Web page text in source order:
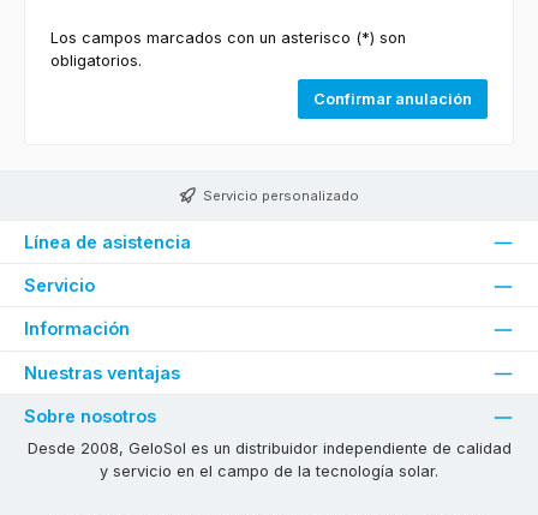
Los campos marcados con un asterisco (*) son
obligatorios.
Confirmar anulación
Servicio personalizado
Línea de asistencia
Servicio
Información
Nuestras ventajas
Sobre nosotros
Desde 2008, GeloSol es un distribuidor independiente de calidad
y servicio en el campo de la tecnología solar.